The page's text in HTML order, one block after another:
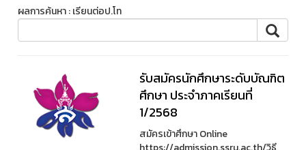
ผลการค้นหา : เรียนต่อป.โท
รับสมัครนักศึกษาระดับบัณฑิต
ศึกษา ประจําภาคเรียนที่
1/2568
สมัครเข้าศึกษา Online